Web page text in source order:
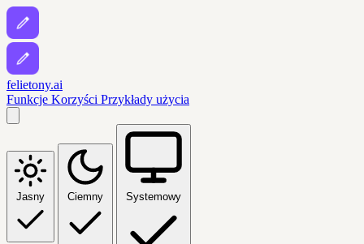
felietony.ai
Funkcje Korzyści Przykłady użycia
Jasny Ciemny Systemowy